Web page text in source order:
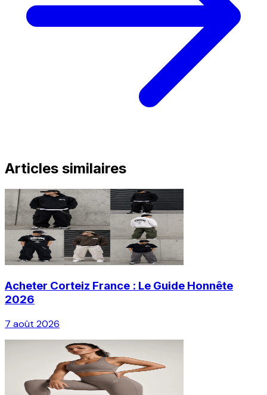
Articles similaires
Acheter Corteiz France : Le Guide Honnête
2026
7 août 2026